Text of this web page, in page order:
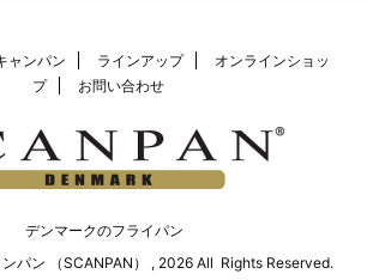
ャンパン ラインアップ
オンラインショッ
プ
お問い合わせ
デンマークのフライパン
パン （SCANPAN） , 2026 All Rights Reserved.